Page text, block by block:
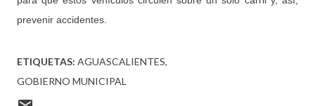
prevenir accidentes.
ETIQUETAS: AGUASCALIENTES
GOBIERNO MUNICIPAL